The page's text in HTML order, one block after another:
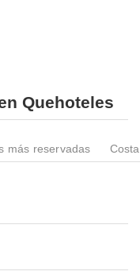
Quehoteles
más reservadas